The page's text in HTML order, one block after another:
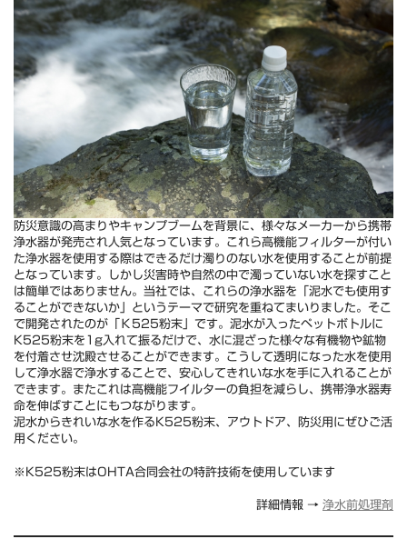
防災意識の高まりやキャンプブームを背景に、様々なメーカーから携帯
浄水器が発売され人気となっています。これら高機能フィルターが付い
た浄水器を使用する際はできるだけ濁りのない水を使用することが前提
となっています。しかし災害時や自然の中で濁っていない水を探すこと
は簡単ではありません。当社では、これらの浄水器を「泥水でも使用す
ることができないか」というテーマで研究を重ねてまいりました。そこ
で開発されたのが「Ｋ525粉末」です。泥水が入ったペットボトルに
K525粉末を1g入れて振るだけで、水に混ざった様々な有機物や鉱物
を付着させ沈殿させることができます。こうして透明になった水を使用
して浄水器で浄水することで、安心してきれいな水を手に入れることが
できます。またこれは高機能フイルターの負担を減らし、携帯浄水器寿
命を伸ばすことにもつながります。
泥水からきれいな水を作るK525粉末、アウトドア、防災用にぜひご活
用ください。
※K525粉末はOHTA合同会社の特許技術を使用しています
詳細情報 → 浄水前処理剤